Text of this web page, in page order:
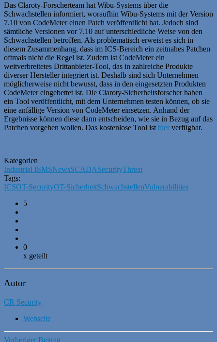
Das Claroty-Forscherteam hat Wibu-Systems über die
Schwachstellen informiert, woraufhin Wibu-Systems mit der Version
7.10 von CodeMeter einen Patch veröffentlicht hat. Jedoch sind
sämtliche Versionen vor 7.10 auf unterschiedliche Weise von den
Schwachstellen betroffen. Als problematisch erweist es sich in
diesem Zusammenhang, dass im ICS-Bereich ein zeitnahes Patchen
oftmals nicht die Regel ist. Zudem ist CodeMeter ein
weitverbreitetes Drittanbieter-Tool, das in zahlreiche Produkte
diverser Hersteller integriert ist. Deshalb sind sich Unternehmen
möglicherweise nicht bewusst, dass in den eingesetzten Produkten
CodeMeter eingebettet ist. Die Claroty-Sicherheitsforscher haben
ein Tool veröffentlicht, mit dem Unternehmen testen können, ob sie
eine anfällige Version von CodeMeter einsetzen. Anhand der
Ergebnisse können diese dann entscheiden, wie sie in Bezug auf das
Patchen vorgehen wollen. Das kostenlose Tool ist hier verfügbar.
Kategorien
Industrial ISMSNewsSCADASecurityThreat
Tags:
ICSOT-SecurityOT-SicherheitSchwachstellenVulnerabilities
5
0
x geteilt
Autor
CR Security
Webseite
Vorheriger Beitrag